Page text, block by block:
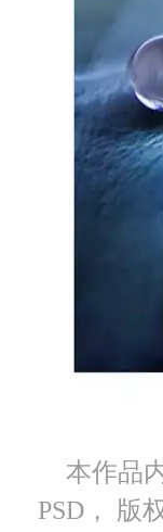
本作品
PSD， 版